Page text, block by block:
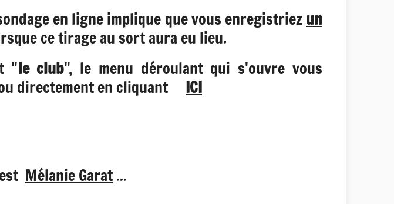
en ligne implique que vous enregistriezun
ce tirage au sort aura eu lieu.
"le club", le menu déroulant qui s'ouvre vous
directement en cliquant ICI
Mélanie Garat...